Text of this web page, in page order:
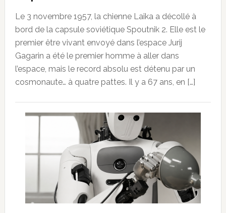
Le 3 novembre 1957, la chienne Laika a décollé à
bord de la capsule soviétique Spoutnik 2. Elle est le
premier être vivant envoyé dans l’espace Jurij
Gagarin a été le premier homme à aller dans
l’espace, mais le record absolu est détenu par un
cosmonaute… à quatre pattes. Il y a 67 ans, en […]